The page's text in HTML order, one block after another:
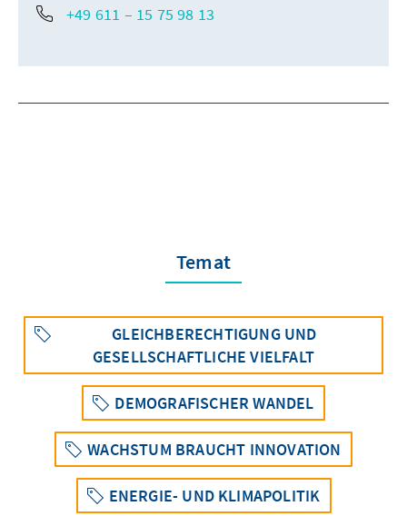
+49 611 – 15 75 98 13
Temat
GLEICHBERECHTIGUNG UND
GESELLSCHAFTLICHE VIELFALT
DEMOGRAFISCHER WANDEL
WACHSTUM BRAUCHT INNOVATION
ENERGIE- UND KLIMAPOLITIK